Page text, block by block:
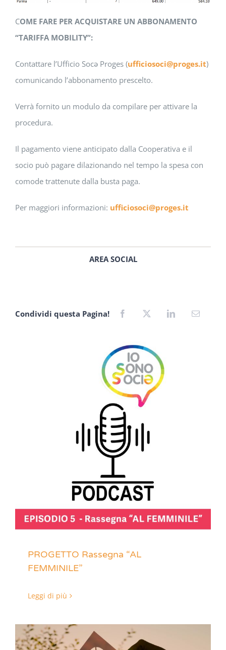
COME FARE PER ACQUISTARE UN ABBONAMENTO
“TARIFFA MOBILITY”:
Contattare l’Ufficio Socə Proges (ufficiosoci@proges.it)
comunicando l’abbonamento prescelto.
Verrà fornito un modulo da compilare per attivare la
procedura.
Il pagamento viene anticipato dalla Cooperativa e il
socio può pagare dilazionando nel tempo la spesa con
comode trattenute dalla busta paga.
Per maggiori informazioni: ufficiosoci@proges.it
AREA SOCIAL
Condividi questa Pagina!
PROGETTO Rassegna “AL
FEMMINILE”
Leggi di più